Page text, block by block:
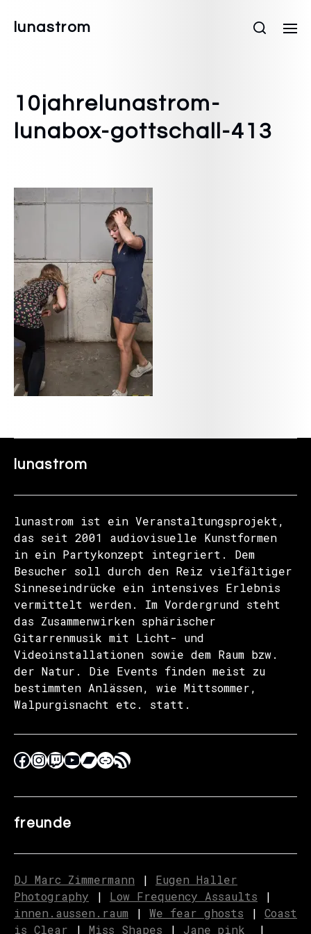
lunastrom
10jahrelunastrom-
lunabox-gottschall-413
lunastrom
lunastrom ist ein Veranstaltungsprojekt,
das seit 2001 audiovisuelle Kunstformen
in ein Partykonzept integriert. Dem
Besucher soll durch den Reiz vielfältiger
Sinneseindrücke ein intensives Erlebnis
vermittelt werden. Im Vordergrund steht
das Zusammenwirken sphärischer
Gitarrenmusik mit Licht- und
Videoinstallationen sowie dem Raum bzw.
der Natur. Die Events finden meist zu
bestimmten Anlässen, wie Mittsommer,
Walpurgisnacht etc. statt.
freunde
DJ Marc Zimmermann | Eugen Haller
Photography | Low Frequency Assaults |
innen.aussen.raum | We fear ghosts | Coast
is Clear | Miss Shapes | Jane_pink_ |